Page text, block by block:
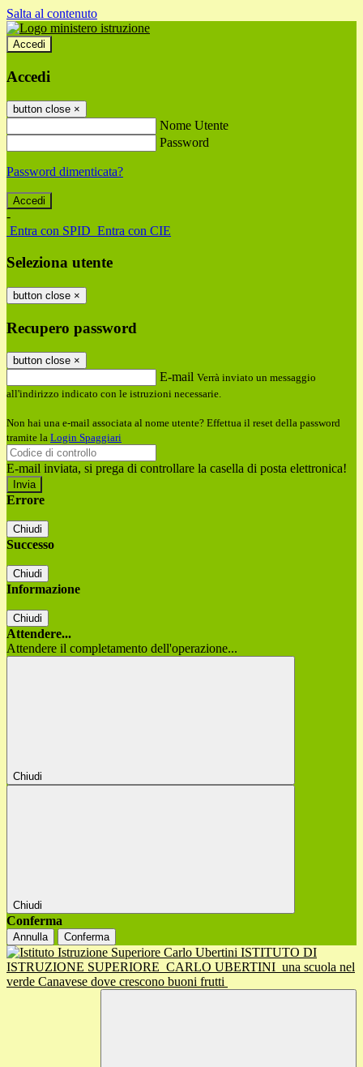
Salta al contenuto
Accedi
Accedi
button close ×
Nome Utente
Password
Password dimenticata?
-
Entra con SPID Entra con CIE
Seleziona utente
button close ×
Recupero password
button close ×
E-mail Verrà inviato un messaggio
all'indirizzo indicato con le istruzioni necessarie.
Non hai una e-mail associata al nome utente? Effettua il reset della password
tramite la Login Spaggiari
E-mail inviata, si prega di controllare la casella di posta elettronica!
Errore
Chiudi
Successo
Chiudi
Informazione
Chiudi
Attendere...
Attendere il completamento dell'operazione...
Chiudi
Chiudi
Conferma
Annulla Conferma
ISTITUTO DI
ISTRUZIONE SUPERIORE CARLO UBERTINI una scuola nel
verde Canavese dove crescono buoni frutti